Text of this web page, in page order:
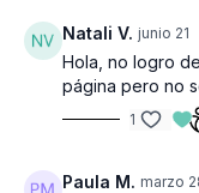
Natali V. junio 21
Hola, no logro
página pero no
1
Paula M. marzo